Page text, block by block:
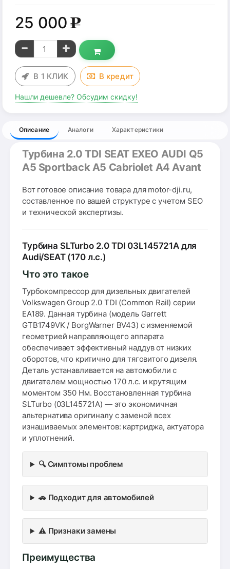
25 000g
В 1 КЛИК В кредит
Нашли дешевле? Обсудим скидку!
Описание Аналоги Характеристики
Турбина 2.0 TDI SEAT EXEO AUDI Q5
A5 Sportback A5 Cabriolet A4 Avant
Вот готовое описание товара для motor-dji.ru,
составленное по вашей структуре с учетом SEO
и технической экспертизы.
Турбина SLTurbo 2.0 TDI 03L145721A для
Audi/SEAT (170 л.с.)
Что это такое
Турбокомпрессор для дизельных двигателей
Volkswagen Group 2.0 TDI (Common Rail) серии
EA189. Данная турбина (модель Garrett
GTB1749VK / BorgWarner BV43) с изменяемой
геометрией направляющего аппарата
обеспечивает эффективный наддув от низких
оборотов, что критично для тяговитого дизеля.
Деталь устанавливается на автомобили с
двигателем мощностью 170 л.с. и крутящим
моментом 350 Нм. Восстановленная турбина
SLTurbo (03L145721A) — это экономичная
альтернатива оригиналу с заменой всех
изнашиваемых элементов: картриджа, актуатора
и уплотнений.
🔍 Симптомы проблем
🚗 Подходит для автомобилей
⚠️ Признаки замены
Преимущества